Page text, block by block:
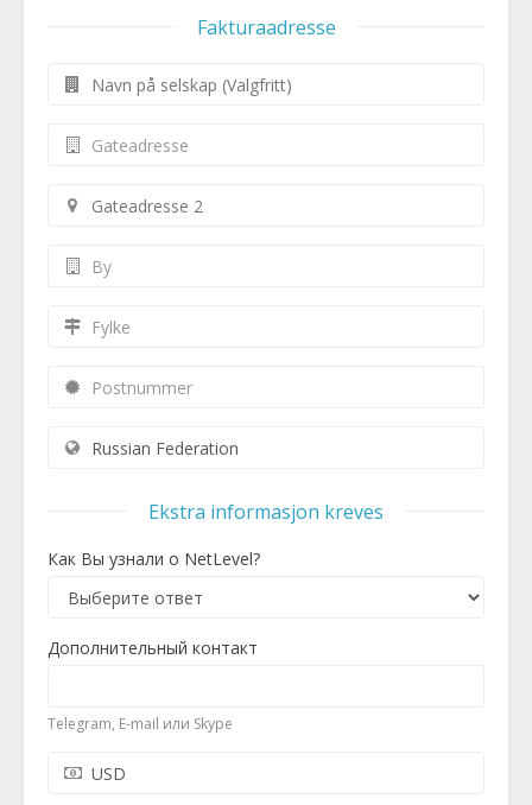
Fakturaadresse
Ekstra informasjon kreves
Как Вы узнали о NetLevel?
Дополнительный контакт
Telegram, E-mail или Skype